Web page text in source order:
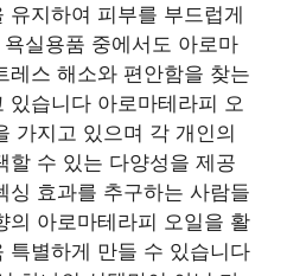
유지하여 피부를 부드럽게
실용품 중에서도 아로마
레스 해소와 편안함을 찾는
있습니다 아로마테라피 오
가지고 있으며 각 개인의
할 수 있는 다양성을 제공
싱 효과를 추구하는 사람들
의 아로마테라피 오일을 활
특별하게 만들 수 있습니다